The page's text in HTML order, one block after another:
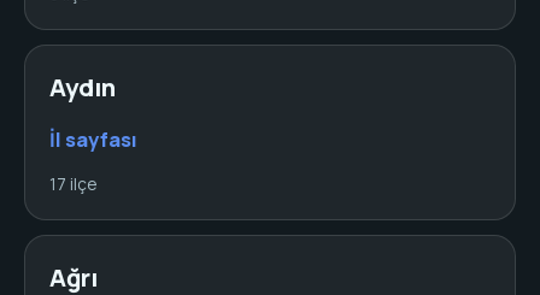
Aydın
İl sayfası
17 ilçe
Ağrı